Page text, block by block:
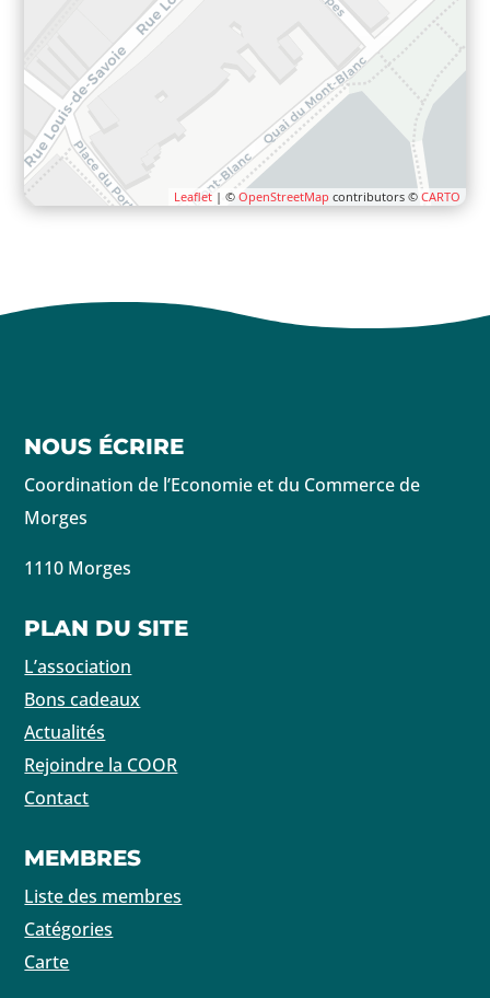
Leaflet| © OpenStreetMap contributors © CARTO
NOUS ÉCRIRE
Coordination de l’Economie et du Commerce de
Morges
1110 Morges
PLAN DU SITE
L’association
Bons cadeaux
Actualités
Rejoindre la COOR
Contact
MEMBRES
Liste des membres
Catégories
Carte